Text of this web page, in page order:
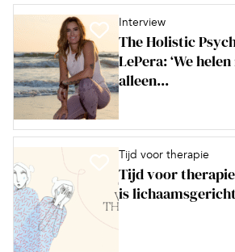
Interview
The Holistic
LePera: ‘We
alleen...
Tijd voor therapie
Tijd voor
is